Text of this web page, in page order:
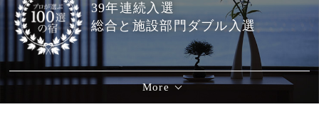
39年連続入選
総合と施設部門ダブル入選
More